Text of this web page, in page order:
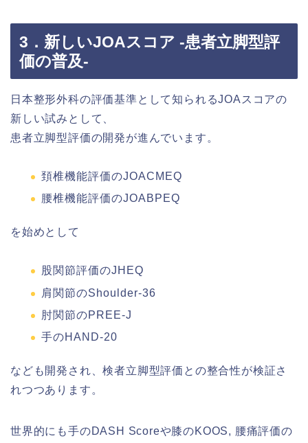
3．新しいJOAスコア -患者立脚型評
価の普及-
日本整形外科の評価基準として知られるJOAスコアの
新しい試みとして、
患者立脚型評価の開発が進んでいます。
頚椎機能評価のJOACMEQ
腰椎機能評価のJOABPEQ
を始めとして
股関節評価のJHEQ
肩関節のShoulder-36
肘関節のPREE-J
手のHAND-20
なども開発され、検者立脚型評価との整合性が検証さ
れつつあります。
世界的にも手のDASH Scoreや膝のKOOS, 腰痛評価の